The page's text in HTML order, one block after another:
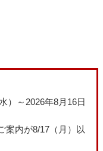
）～2026年8月16日
案内が8/17（月）以